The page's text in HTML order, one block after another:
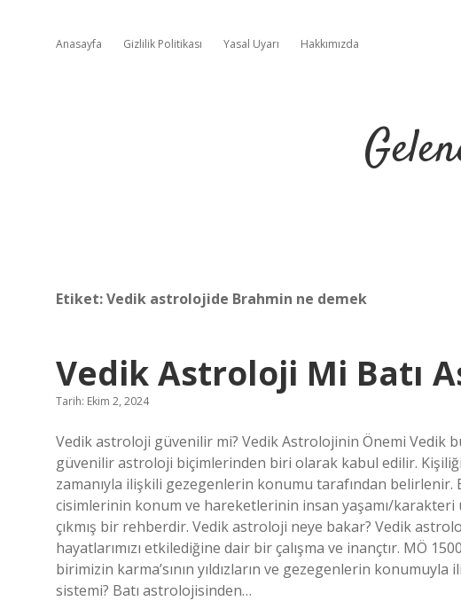
Anasayfa Gizlilik Politikası Yasal Uyarı Hakkımızda
Etiket:Vedik astrolojide Brahmin ne demek
Vedik Astroloji Mi Batı
Tarih: Ekim 2, 2024
Vedik astroloji güvenilir mi? Vedik Astrolojinin Önemi Vedik
güvenilir astroloji biçimlerinden biri olarak kabul edilir.
zamanıyla ilişkili gezegenlerin konumu tarafından
cisimlerinin konum ve hareketlerinin insan yaşamı/
çıkmış bir rehberdir. Vedik astroloji neye bakar? Vedik
hayatlarımızı etkilediğine dair bir çalışma ve inançtır. MÖ
birimizin karma’sının yıldızların ve gezegenlerin
sistemi? Batı astrolojisinden…